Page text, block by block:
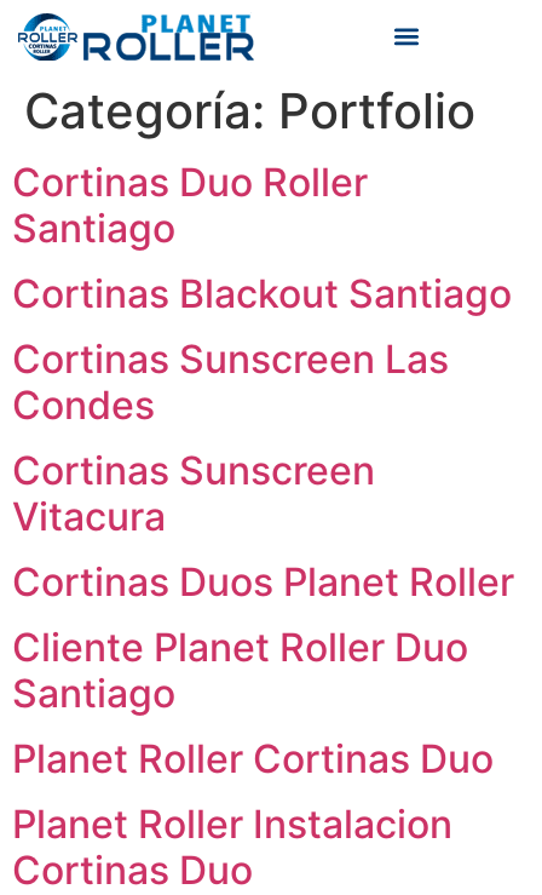
Categoría: Portfolio
Cortinas Duo Roller
Santiago
Cortinas Blackout Santiago
Cortinas Sunscreen Las
Condes
Cortinas Sunscreen
Vitacura
Cortinas Duos Planet Roller
Cliente Planet Roller Duo
Santiago
Planet Roller Cortinas Duo
Planet Roller Instalacion
Cortinas Duo